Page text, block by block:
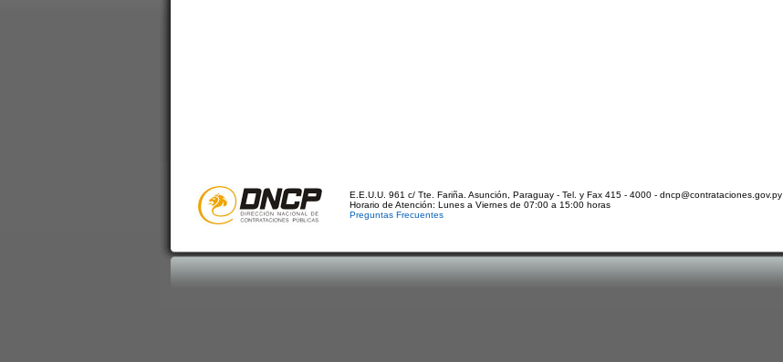
E.E.U.U. 961 c/ Tte. Fariña. Asunción, Paraguay - Tel. y Fax 415 - 4000 - dncp@contrataciones.gov.py
Horario de Atención: Lunes a Viernes de 07:00 a 15:00 horas
Preguntas Frecuentes